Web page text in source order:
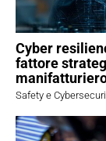
Cyber
fattore
Safety e